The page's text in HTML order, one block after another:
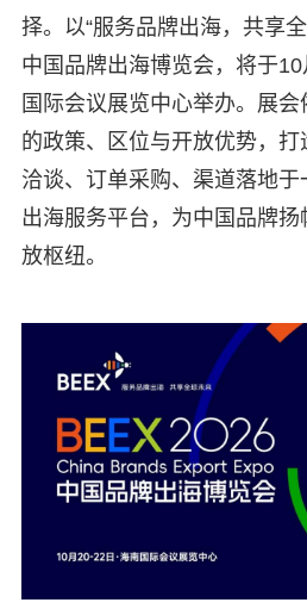
择。以“服务品牌出海，共享
中国品牌出海博览会，将于
国际会议展览中心举办。展
的政策、区位与开放优势，
洽谈、订单采购、渠道落地
出海服务平台，为中国品牌
放枢纽。